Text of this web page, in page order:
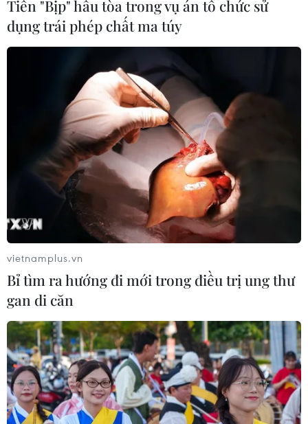
Tranh cãi quanh việc thẩm định sách giáo
khoa công nghệ lớp 1
30/09/2019 08:38
Bộ Giáo dục và Đào tạo vừa có văn bản trả lời Trung
tâm Công nghệ giáo dục, tiếp tục khẳng định sách công
nghệ giáo dục của giáo sư Hồ Ngọc Đại không đạt và
phải sửa chữa nếu muốn thẩm định lại.
Tiến "Bịp" hầu tòa trong vụ án tổ chức sử
dụng trái phép chất ma túy
vietnamplus.vn
Bỉ tìm ra hướng đi mới trong điều trị ung thư
gan di căn